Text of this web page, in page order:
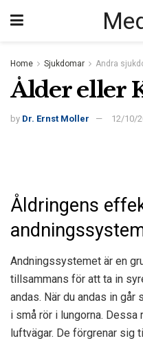
Home Sjukdomar Andra
Ålder eller
by Dr. Ernst Moller 12/10/
Åldringens
Andningssystemet är en
tillsammans för att ta in
andas. När du andas in
i små rör i lungorna.
luftvägar. De förgrenar sig